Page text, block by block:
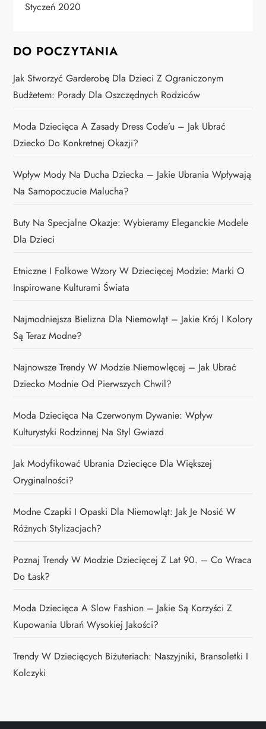
Styczeń 2020
DO POCZYTANIA
Jak Stworzyć Garderobę Dla Dzieci Z Ograniczonym
Budżetem: Porady Dla Oszczędnych Rodziców
Moda Dziecięca A Zasady Dress Code’u – Jak Ubrać
Dziecko Do Konkretnej Okazji?
Wpływ Mody Na Ducha Dziecka – Jakie Ubrania Wpływają
Na Samopoczucie Malucha?
Buty Na Specjalne Okazje: Wybieramy Eleganckie Modele
Dla Dzieci
Etniczne I Folkowe Wzory W Dziecięcej Modzie: Marki O
Inspirowane Kulturami Świata
Najmodniejsza Bielizna Dla Niemowląt – Jakie Krój I Kolory
Są Teraz Modne?
Najnowsze Trendy W Modzie Niemowlęcej – Jak Ubrać
Dziecko Modnie Od Pierwszych Chwil?
Moda Dziecięca Na Czerwonym Dywanie: Wpływ
Kulturystyki Rodzinnej Na Styl Gwiazd
Jak Modyfikować Ubrania Dziecięce Dla Większej
Oryginalności?
Modne Czapki I Opaski Dla Niemowląt: Jak Je Nosić W
Różnych Stylizacjach?
Poznaj Trendy W Modzie Dziecięcej Z Lat 90. – Co Wraca
Do Łask?
Moda Dziecięca A Slow Fashion – Jakie Są Korzyści Z
Kupowania Ubrań Wysokiej Jakości?
Trendy W Dziecięcych Biżuteriach: Naszyjniki, Bransoletki I
Kolczyki